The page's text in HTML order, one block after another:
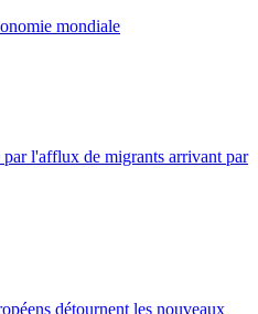
mondiale
par l'afflux de migrants arrivant par
détournent les nouveaux